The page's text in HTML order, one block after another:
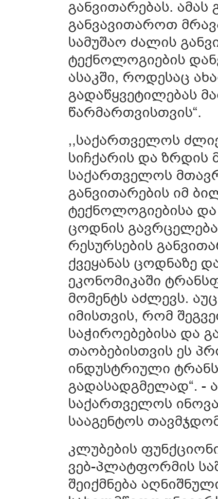
განვითარებას.
განვავითაროთ
სამუშაო ძალის
ტექნოლოგიების
ასაკში, როდესაც
გადაწყვეტილებას
წარმართვისთვის“.
,,საქართველოს
სიჩქარის და ზრდის
საქართველოს
განვითარების იმ
ტექნოლოგიებისა
ცოდნის
რესურსების
ქვეყანას ცოდნაზე
ეკონომიკაში
მომენტს აძლევს.
იმისთვის, რომ
საჭიროებებისა და
თაობებისთვის ეს
ინდუსტრიული
გადასადგმელად“. -
საქართველოს
სააგენტოს
კლუბების
ვებ-პლატფორმის
შეიქმნება